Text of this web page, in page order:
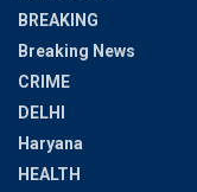
BREAKING
Breaking News
CRIME
DELHI
Haryana
HEALTH